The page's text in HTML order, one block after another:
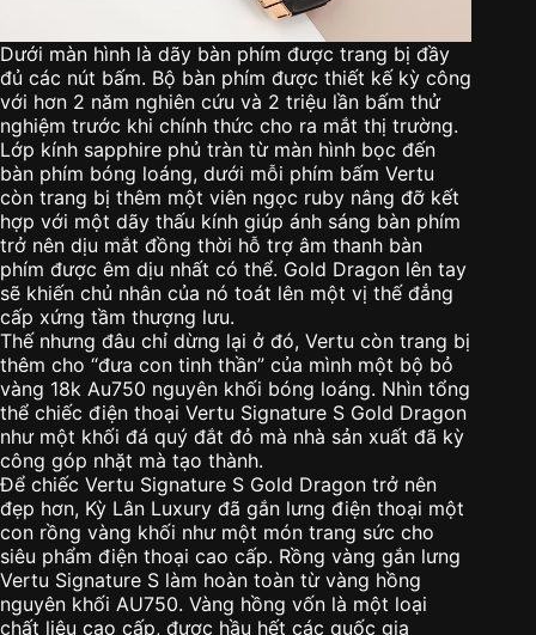
Dưới màn hình là dãy bàn phím được trang bị đầy
đủ các nút bấm. Bộ bàn phím được thiết kế kỳ công
với hơn 2 năm nghiên cứu và 2 triệu lần bấm thử
nghiệm trước khi chính thức cho ra mắt thị trường.
Lớp kính sapphire phủ tràn từ màn hình bọc đến
bàn phím bóng loáng, dưới mỗi phím bấm Vertu
còn trang bị thêm một viên ngọc ruby nâng đỡ kết
hợp với một dãy thấu kính giúp ánh sáng bàn phím
trở nên dịu mắt đồng thời hỗ trợ âm thanh bàn
phím được êm dịu nhất có thể. Gold Dragon lên tay
sẽ khiến chủ nhân của nó toát lên một vị thế đẳng
cấp xứng tầm thượng lưu.
Thế nhưng đâu chỉ dừng lại ở đó, Vertu còn trang bị
thêm cho “đưa con tinh thần” của mình một bộ bỏ
vàng 18k Au750 nguyên khối bóng loáng. Nhìn tổng
thể chiếc điện thoại Vertu Signature S Gold Dragon
như một khối đá quý đắt đỏ mà nhà sản xuất đã kỳ
công góp nhặt mà tạo thành.
Để chiếc Vertu Signature S Gold Dragon trở nên
đẹp hơn, Kỳ Lân Luxury đã gắn lưng điện thoại một
con rồng vàng khối như một món trang sức cho
siêu phẩm điện thoại cao cấp. Rồng vàng gắn lưng
Vertu Signature S làm hoàn toàn từ vàng hồng
nguyên khối AU750. Vàng hồng vốn là một loại
chất liệu cao cấp, được hầu hết các quốc gia